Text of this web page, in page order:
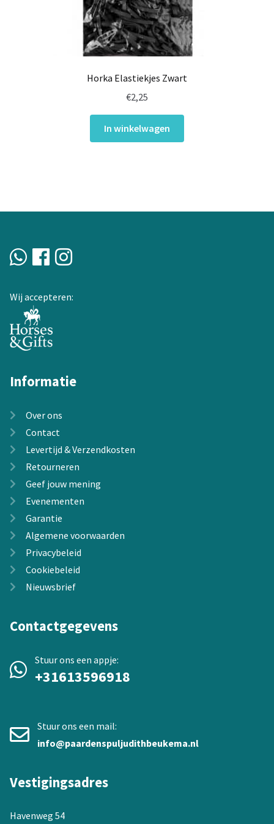
Horka Elastiekjes Zwart
€2,25
In winkelwagen
Wij accepteren:
Informatie
Over ons
Contact
Levertijd & Verzendkosten
Retourneren
Geef jouw mening
Evenementen
Garantie
Algemene voorwaarden
Privacybeleid
Cookiebeleid
Nieuwsbrief
Contactgegevens
Stuur ons een appje:
+31613596918
Stuur ons een mail:
info@paardenspuljudithbeukema.nl
Vestigingsadres
Havenweg 54